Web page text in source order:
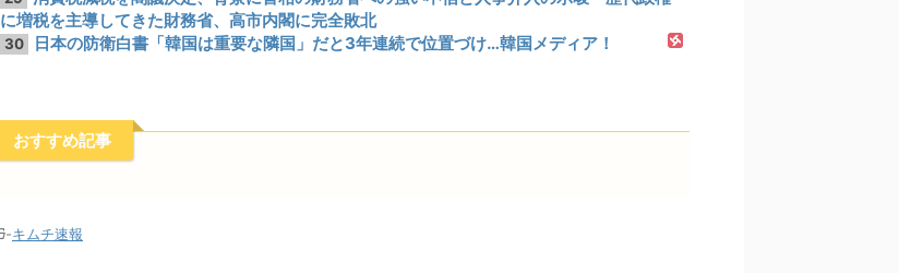
に増税を主導してきた財務省、高市内閣に完全敗北
30 日本の防衛白書「韓国は重要な隣国」だと3年連続で位置づけ…韓国メディア！
おすすめ記事
-キムチ速報